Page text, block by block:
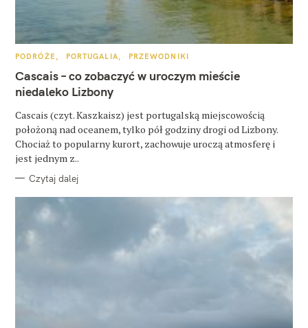
K
T
E
G
O
I
E
PODRÓŻE PORTUGALIA PRZEWODNIKI
Cascais – co zobaczyć w uroczym mieście
niedaleko Lizbony
Cascais (czyt. Kaszkaisz) jest portugalską miejscowością
położoną nad oceanem, tylko pół godziny drogi od Lizbony.
Chociaż to popularny kurort, zachowuje uroczą atmosferę i
jest jednym z..
Czytaj dalej
u
k
a
j
: